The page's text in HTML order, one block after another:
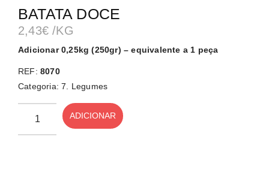
BATATA DOCE
2,43€ /KG
Adicionar 0,25kg (250gr) – equivalente a 1 peça
REF: 8070
Categoria:7. Legumes
ADICIONAR